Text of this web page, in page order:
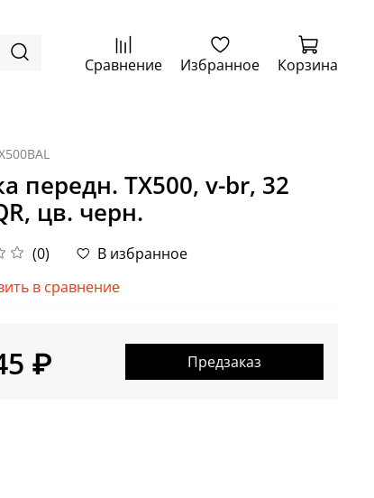
Сравнение Избранное Корзина
передн. TX500, v-br, 32
цв. черн.
(0)
В избранное
в сравнение
₽ Предзаказ